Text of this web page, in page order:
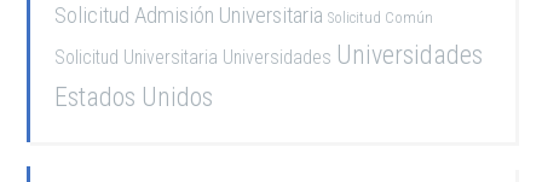
Solicitud Admisión Universitaria Solicitud Común
Solicitud Universitaria Universidades Universidades
Estados Unidos